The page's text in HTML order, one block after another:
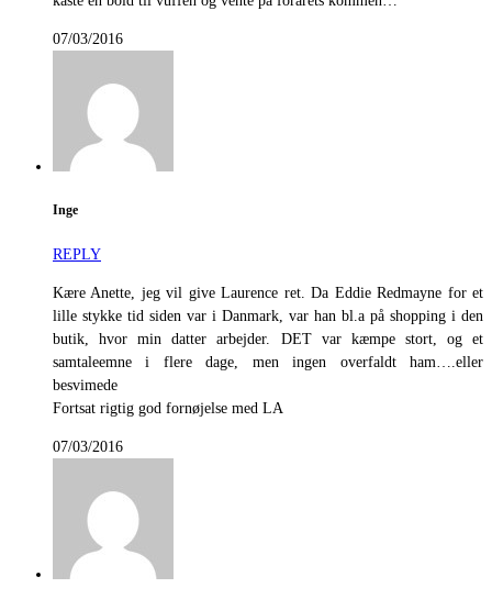
07/03/2016
Inge
REPLY
Kære Anette, jeg vil give Laurence ret. Da Eddie Redmayne for et
lille stykke tid siden var i Danmark, var han bl.a på shopping i den
butik, hvor min datter arbejder. DET var kæmpe stort, og et
samtaleemne i flere dage, men ingen overfaldt ham….eller
besvimede
Fortsat rigtig god fornøjelse med LA
07/03/2016